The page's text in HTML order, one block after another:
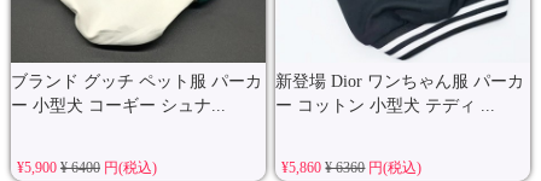
ブランド グッチ ペット服 パーカ
ー 小型犬 コーギー シュナ...
¥5,900 ¥ 6400円(税込)
新登場 Dior ワンちゃん服 パーカ
ー コットン 小型犬 テディ ...
¥5,860¥ 6360円(税込)